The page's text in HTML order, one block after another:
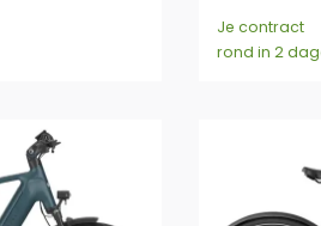
Je contract
rond in 2